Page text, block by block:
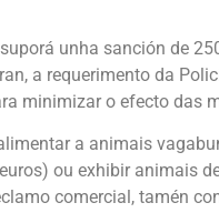
unha sanción de
a requerimento da
minimizar o efecto das
a animais
ou exhibir animais
comercial, tamén